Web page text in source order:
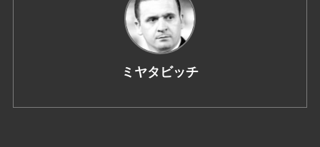
ミヤタビッチ